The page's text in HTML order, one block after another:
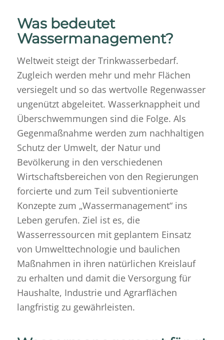
Was bedeutet
Wassermanagement?
Weltweit steigt der Trinkwasserbedarf.
Zugleich werden mehr und mehr Flächen
versiegelt und so das wertvolle Regenwasser
ungenützt abgeleitet. Wasserknappheit und
Überschwemmungen sind die Folge. Als
Gegenmaßnahme werden zum nachhaltigen
Schutz der Umwelt, der Natur und
Bevölkerung in den verschiedenen
Wirtschaftsbereichen von den Regierungen
forcierte und zum Teil subventionierte
Konzepte zum „Wassermanagement“ ins
Leben gerufen. Ziel ist es, die
Wasserressourcen mit geplantem Einsatz
von Umwelttechnologie und baulichen
Maßnahmen in ihren natürlichen Kreislauf
zu erhalten und damit die Versorgung für
Haushalte, Industrie und Agrarflächen
langfristig zu gewährleisten.